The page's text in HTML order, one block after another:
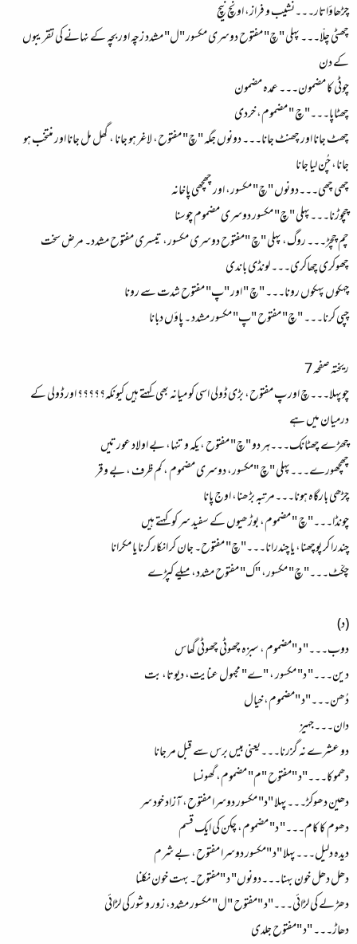
چڑھاؤاتار۔۔۔نشیب و فراز، اونچ نیچ
چھٹی چلّا۔۔۔ پہلی "چ" مفتوح دوسری مکسور "ل" مشدد زچہ اور بچہ کے نہانے کی تقریبوں
کے دن
چوٹی کا مضمون۔۔۔ عمدہ مضمون
چھٹاپا۔۔۔"چ " مضموم، خردی
چھٹ جانا اور چھنٹ جانا۔۔۔ دونوں جگہ "چ" مفتوح، لاغر ہو جانا ، گھل مل جانا اور منتخب ہو
جانا، چُن لیا جانا
چھی چھی۔۔۔دونوں "چ" مکسور، اور چھچھی پاخانہ
چچوڑنا۔۔۔پہلی "چ" مکسور دوسری مضموم چوسنا
چم چچڑ۔۔۔ روگ، پہلی "چ "مفتوح دوسری مکسور، تیسری مفتوح مشدد۔ مرض سخت
چھوکری چھاکری۔۔۔ لونڈی باندی
چہکوں پہکوں رونا۔۔۔ "چ " اور "پ" مفتوح شدت سے رونا
چپی کرنا۔۔۔ "چ" مفتوح "پ" مکسور مشدد ۔ پاؤں دبانا
ریختہ صفحہ 7
چوپہلا۔۔۔چ اور پ مفتوح، بڑی ڈولی اسی کو میانہ بھی کہتے ہیں کیونکہ؟؟؟؟؟ اور ڈولی کے
درمیان میں ہے
چھڑے چھٹانک۔۔۔ہر دو "چ" مفتوح ، یکہ و تنہا، بے اولاد عورتیں
چھچھورے۔۔۔پہلی "چ "مکسور، دوسری مضموم ، کم ظرف ، بے وقر
چڑھی بارگاہ ہونا۔۔۔مرتبہ بڑھنا، اوج پانا
چونڈا۔۔۔"چ " مضموم، بوڑھیوں کے سفید سر کو کہتے ہیں
چندرا کر پوچھنا، یا چندرانا۔۔۔"چ" مفتوح۔ جان کر انکار کرنا یا مکرانا
چکّٹ۔۔۔"چ" مکسور، "ک" مفتوح مشدد، میلے کپڑے
(د)
دوب۔۔۔" د "مضموم ، سبزہ چھوٹی چھوٹی گھاس
دین۔۔۔" د" مکسور ، "ے" مجہول عنایت، دیوتا، بت
دُھن۔۔۔"د "مضموم، خیال
دان۔۔۔جہیز
دو عشرے نہ گزرنا۔۔۔یعنی بیس برس سے قبل مر جانا
دھموکا۔۔۔"د "مفتوح "م" مضموم، گھونسا
دھین دھوکڑ۔۔۔پہلا "د" مکسور دوسرا مفتوح، آزاد خود سر
دھوم کا کام۔۔۔" د" مضموم، چکن کی ایک قسم
دیدہ دلیل۔۔۔پہلا "د "مکسور دوسرا مفتوح، بے شرم
دھل دھل خون بہنا۔۔۔دونوں" د "مفتوح۔ بہت خون نکلنا
دھڑلے کی لڑائی۔۔۔"د "مفتوح "ل" مکسور مشدد، زور و شور کی لڑائی
دھاڑ۔۔۔ "د "مفتوح جلدی